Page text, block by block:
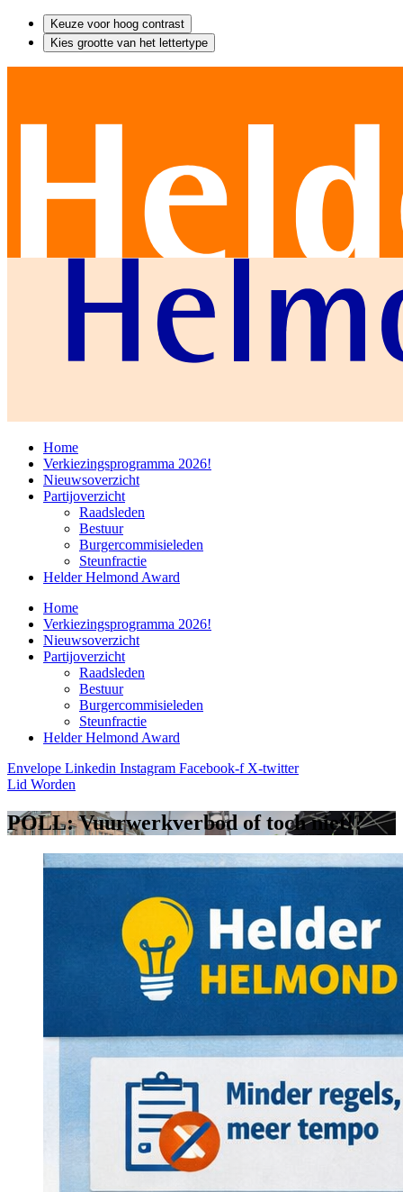
Keuze voor hoog contrast
Kies grootte van het lettertype
Home
Verkiezingsprogramma 2026!
Nieuwsoverzicht
Partijoverzicht
Raadsleden
Bestuur
Burgercommisieleden
Steunfractie
Helder Helmond Award
Home
Verkiezingsprogramma 2026!
Nieuwsoverzicht
Partijoverzicht
Raadsleden
Bestuur
Burgercommisieleden
Steunfractie
Helder Helmond Award
Envelope Linkedin Instagram Facebook-f X-twitter
Lid Worden
POLL: Vuurwerkverbod of toch niet!?